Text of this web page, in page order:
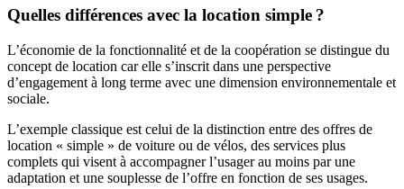
Quelles différences avec la location simple ?
L’économie de la fonctionnalité et de la coopération se distingue du
concept de location car elle s’inscrit dans une perspective
d’engagement à long terme avec une dimension environnementale et
sociale.
L’exemple classique est celui de la distinction entre des offres de
location « simple » de voiture ou de vélos, des services plus
complets qui visent à accompagner l’usager au moins par une
adaptation et une souplesse de l’offre en fonction de ses usages.